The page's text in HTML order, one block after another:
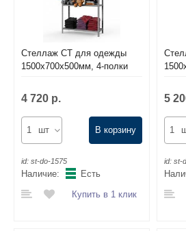
Стеллаж СТ для одежды
1500х700х500мм, 4-полки
4 720 р.
шт В корзину
id: st-do-1575
Наличие:
Есть
Купить в 1 клик
5
id: st-